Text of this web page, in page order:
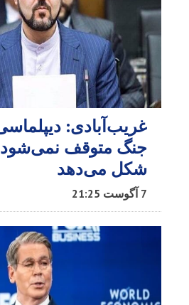
غریب‌آبادی:
جنگ متوقف نمی‌شود،
شکل می‌دهد
7 آگوست 21:25